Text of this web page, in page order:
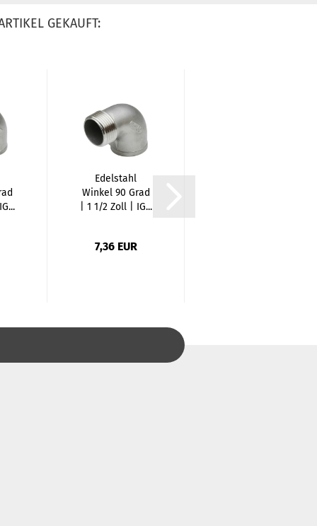
GEKAUFT:
Edelstahl
Winkel 90 Grad
| 1 1/2 Zoll | IG...
7,36 EUR